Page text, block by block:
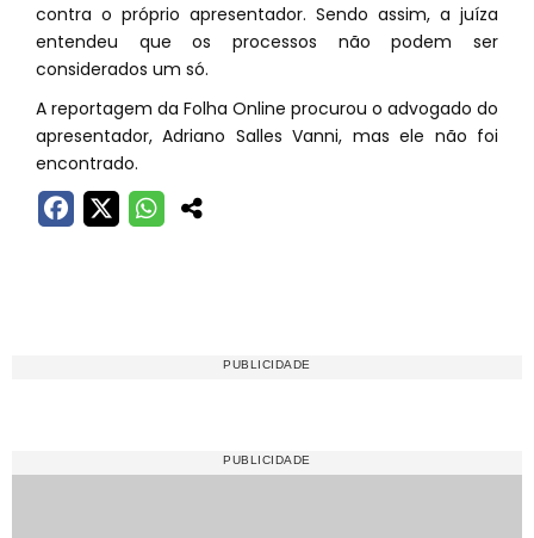
contra o próprio apresentador. Sendo assim, a juíza
entendeu que os processos não podem ser
considerados um só.
A reportagem da Folha Online procurou o advogado do
apresentador, Adriano Salles Vanni, mas ele não foi
encontrado.